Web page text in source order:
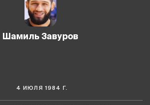
Шамиль Завуров
4 ИЮЛЯ 1984 Г.